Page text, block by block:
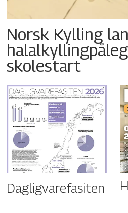
Norsk Kylling
skolestart
Dagligvarefasiten